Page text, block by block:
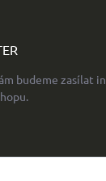
budeme zasílat